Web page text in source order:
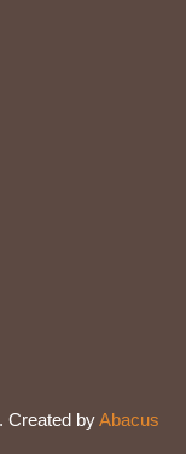
Created byAbacus